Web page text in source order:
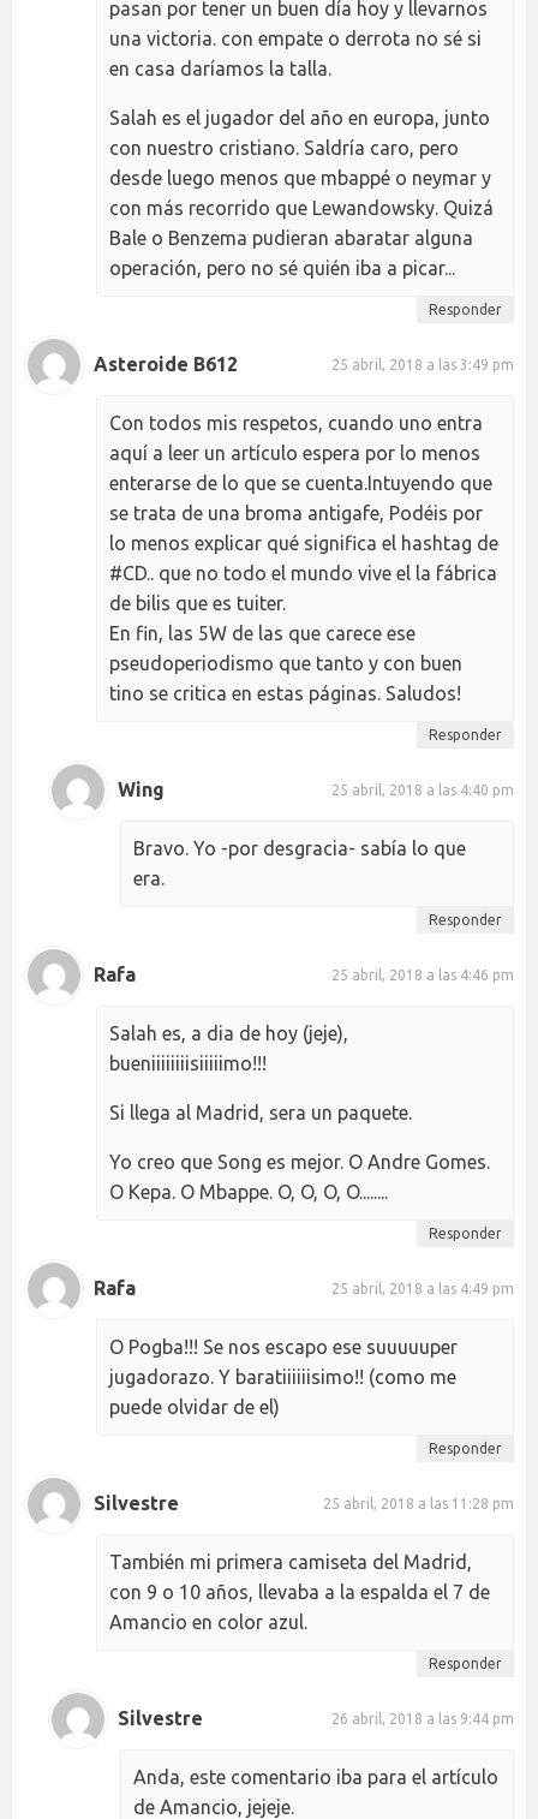
pasan por tener un buen día hoy y llevarnos
una victoria. con empate o derrota no sé si
en casa daríamos la talla.
Salah es el jugador del año en europa, junto
con nuestro cristiano. Saldría caro, pero
desde luego menos que mbappé o neymar y
con más recorrido que Lewandowsky. Quizá
Bale o Benzema pudieran abaratar alguna
operación, pero no sé quién iba a picar...
Responder
Asteroide B612 25 abril, 2018 a las 3:49 pm
Con todos mis respetos, cuando uno entra
aquí a leer un artículo espera por lo menos
enterarse de lo que se cuenta.Intuyendo que
se trata de una broma antigafe, Podéis por
lo menos explicar qué significa el hashtag de
#CD.. que no todo el mundo vive el la fábrica
de bilis que es tuiter.
En fin, las 5W de las que carece ese
pseudoperiodismo que tanto y con buen
tino se critica en estas páginas. Saludos!
Responder
Wing 25 abril, 2018 a las 4:40 pm
Bravo. Yo -por desgracia- sabía lo que
era.
Responder
Rafa 25 abril, 2018 a las 4:46 pm
Salah es, a dia de hoy (jeje),
bueniiiiiiiisiiiiimo!!!
Si llega al Madrid, sera un paquete.
Yo creo que Song es mejor. O Andre Gomes.
O Kepa. O Mbappe. O, O, O, O........
Responder
Rafa 25 abril, 2018 a las 4:49 pm
O Pogba!!! Se nos escapo ese suuuuuper
jugadorazo. Y baratiiiiiisimo!! (como me
puede olvidar de el)
Responder
Silvestre 25 abril, 2018 a las 11:28 pm
También mi primera camiseta del Madrid,
con 9 o 10 años, llevaba a la espalda el 7 de
Amancio en color azul.
Responder
Silvestre 26 abril, 2018 a las 9:44 pm
Anda, este comentario iba para el artículo
de Amancio, jejeje.